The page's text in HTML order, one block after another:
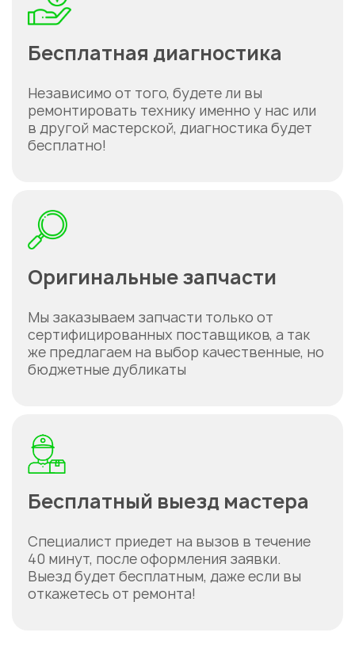
Бесплатная диагностика
Независимо от того, будете ли вы
ремонтировать технику именно у нас или
в другой мастерской, диагностика будет
бесплатно!
Оригинальные запчасти
Мы заказываем запчасти только от
сертифицированных поставщиков, а так
же предлагаем на выбор качественные, но
бюджетные дубликаты
Бесплатный выезд мастера
Специалист приедет на вызов в течение
40 минут, после оформления заявки.
Выезд будет бесплатным, даже если вы
откажетесь от ремонта!